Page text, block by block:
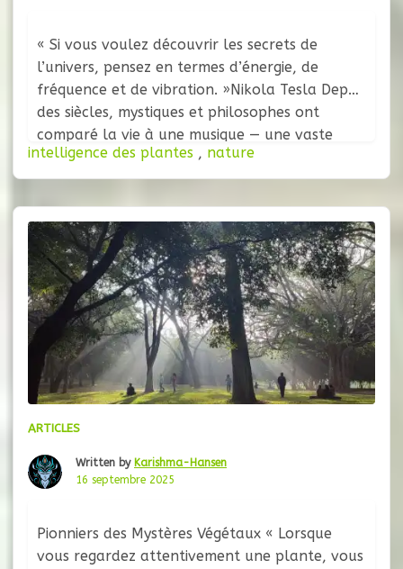
« Si vous voulez découvrir les secrets de
l’univers, pensez en termes d’énergie, de
fréquence et de vibration. »Nikola Tesla Depuis
des siècles, mystiques et philosophes ont
comparé la vie à une musique — une vaste
symphonie de vibrations où chaque être joue
sa propre mélodie. Aujourd’hui, la science
rejoint peu à peu cette intuition, révélant que
intelligence des plantes , nature
ARTICLES
Written by Karishma-Hansen
16 septembre 2025
Pionniers des Mystères Végétaux « Lorsque
vous regardez attentivement une plante, vous